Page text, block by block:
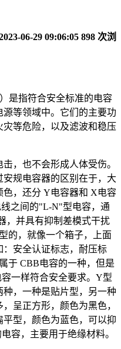
06-29 09:06:05 898 次浏
是指符合安全标准的电容
等领域中。它们的主要功
等危险，以及滤波和稳压
，也不会形成人体受伤。
规电容器的区别在于，大
色，还分 Y电容器和 X电容
之间的"L-N"型电容，通
，并具有抑制差模式干扰
的，就像一个箱子，上面
安全认证标志，耐压标
于 CBB电容的一种，但是
一样符合安全要求。Y型
，一种是贴片型，另一种
呈正方形，颜色为黑色，
型，颜色为蓝色，可以抑
容，主要用于绝缘材料。